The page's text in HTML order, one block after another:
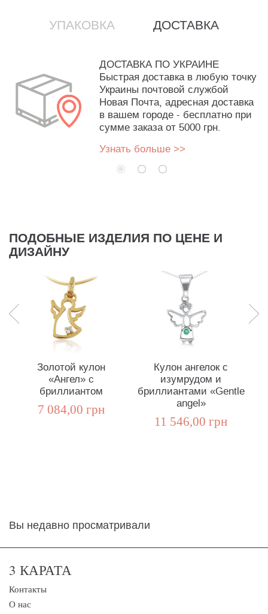
УПАКОВКА ДОСТАВКА
ДОСТАВКА ПО УКРАИНЕ
Быстрая доставка в любую точку
Украины почтовой службой
Новая Почта, адресная доставка
в вашем городе - бесплатно при
сумме заказа от 5000 грн.
Узнать больше >>
ПОДОБНЫЕ ИЗДЕЛИЯ ПО ЦЕНЕ И
ДИЗАЙНУ
Золотой кулон
«Ангел» c
бриллиантом
7 084,00 грн
Кулон ангелок с
изумрудом и
бриллиантами «Gentle
angel»
11 546,00 грн
Вы недавно просматривали
3 КАРАТА
Контакты
О нас